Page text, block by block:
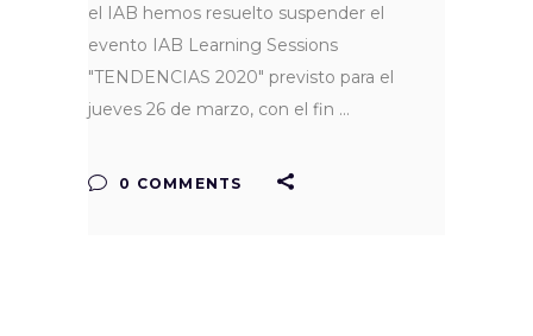
el IAB hemos resuelto suspender el
evento IAB Learning Sessions
"TENDENCIAS 2020" previsto para el
jueves 26 de marzo, con el fin
0 COMMENTS